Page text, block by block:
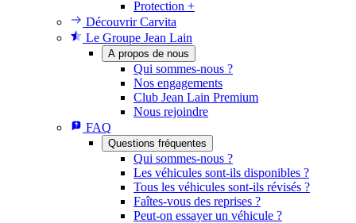
Protection +
Découvrir Carvita
Le Groupe Jean Lain
A propos de nous
Qui sommes-nous ?
Nos engagements
Club Jean Lain Premium
Nous rejoindre
FAQ
Questions fréquentes
Qui sommes-nous ?
Les véhicules sont-ils disponibles ?
Tous les véhicules sont-ils révisés ?
Faîtes-vous des reprises ?
Peut-on essayer un véhicule ?